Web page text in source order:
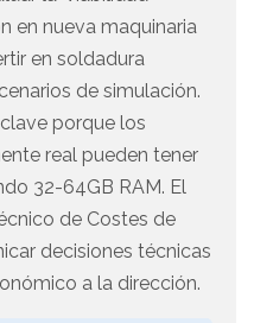
en nueva maquinaria
en soldadura
de simulación.
porque los
real pueden tener
32-64GB RAM. El
de Costes de
decisiones técnicas
a la dirección.